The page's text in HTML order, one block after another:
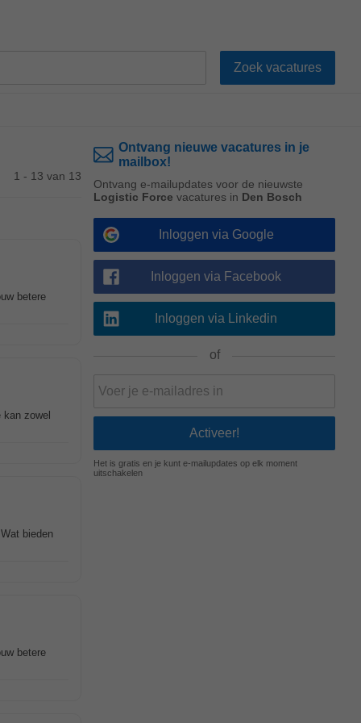
1 - 13 van 13
betere
zowel
bieden
betere
Ontvang nieuwe vacatures in je
mailbox!
Ontvang e-mailupdates voor de nieuwste
Logistic Force vacatures in Den Bosch
Inloggen via Google
Inloggen via Facebook
Inloggen via Linkedin
of
Het is gratis en je kunt e-mailupdates op elk moment
uitschakelen